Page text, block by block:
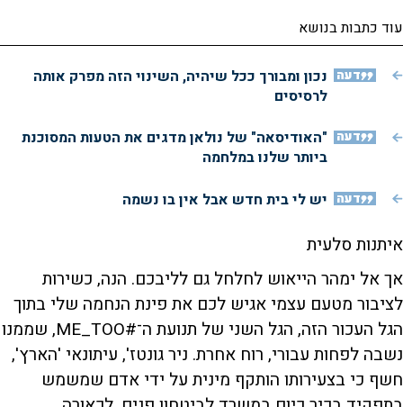
עוד כתבות בנושא
דעה נכון ומבורך ככל שיהיה, השינוי הזה מפרק אותה
לרסיסים
דעה "האודיסאה" של נולאן מדגים את הטעות המסוכנת
ביותר שלנו במלחמה
דעה יש לי בית חדש אבל אין בו נשמה
איתנות סלעית
אך אל ימהר הייאוש לחלחל גם לליבכם. הנה, כשירות
לציבור מטעם עצמי אגיש לכם את פינת הנחמה שלי בתוך
הגל העכור הזה, הגל השני של תנועת ה־#ME_TOO, שממנו
נשבה לפחות עבורי, רוח אחרת. ניר גונטז', עיתונאי 'הארץ',
חשף כי בצעירותו הותקף מינית על ידי אדם שמשמש